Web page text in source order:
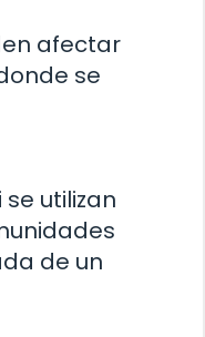
afectar
se
utilizan
de un